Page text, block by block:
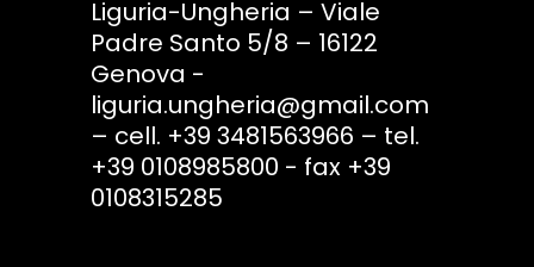
Liguria-Ungheria – Viale
Padre Santo 5/8 – 16122
Genova -
liguria.ungheria@gmail.com
– cell. +39 3481563966 – tel.
+39 0108985800 - fax +39
0108315285